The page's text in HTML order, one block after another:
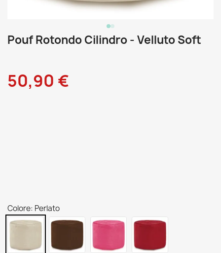
Pouf Rotondo Cilindro - Velluto Soft
50,90 €
Colore: Perlato